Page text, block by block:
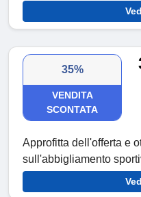
35%
VENDITA
SCONTATA
Approfitta dell'offerta e
sull'abbigliamento